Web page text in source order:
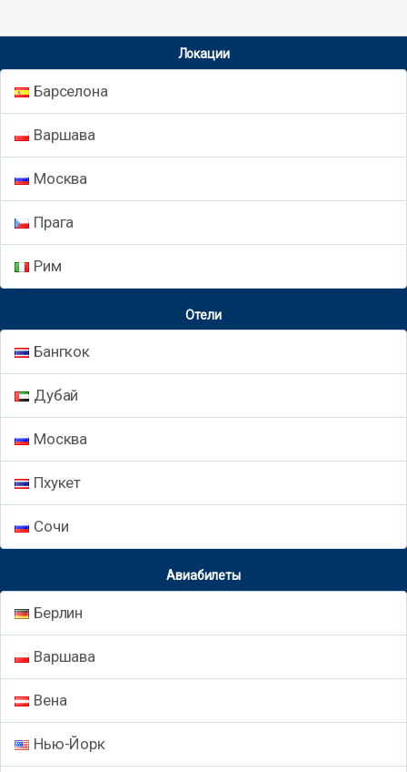
Локации
Барселона
Варшава
Москва
Прага
Рим
Отели
Бангкок
Дубай
Москва
Пхукет
Сочи
Авиабилеты
Берлин
Варшава
Вена
Нью-Йорк